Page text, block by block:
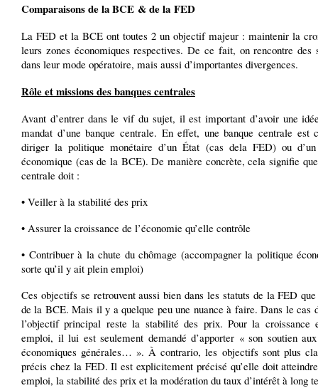
Comparaisons de la BCE & de la FED
La FED et la BCE ont toutes 2 un objectif majeur : maintenir la
leurs zones économiques respectives. De ce fait, on rencontre des
dans leur mode opératoire, mais aussi d’importantes divergences.
Rôle et missions des banques centrales
Avant d’entrer dans le vif du sujet, il est important d’avoir une
mandat d’une banque centrale. En effet, une banque centrale est
diriger la politique monétaire d’un État (cas dela FED) ou d’un
économique (cas de la BCE). De manière concrète, cela signifie
centrale doit :
• Veiller à la stabilité des prix
• Assurer la croissance de l’économie qu’elle contrôle
• Contribuer à la chute du chômage (accompagner la politique
sorte qu’il y ait plein emploi)
Ces objectifs se retrouvent aussi bien dans les statuts de la FED
de la BCE. Mais il y a quelque peu une nuance à faire. Dans le cas
l’objectif principal reste la stabilité des prix. Pour la croissance
emploi, il lui est seulement demandé d’apporter « son soutien
économiques générales… ». À contrario, les objectifs sont plus
précis chez la FED. Il est explicitement précisé qu’elle doit
emploi, la stabilité des prix et la modération du taux d’intérêt à long